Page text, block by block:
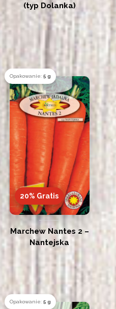
(typ Dolanka)
Opakowanie: 5 g
20% Gratis
Marchew Nantes 2 –
Nantejska
Opakowanie: 5 g